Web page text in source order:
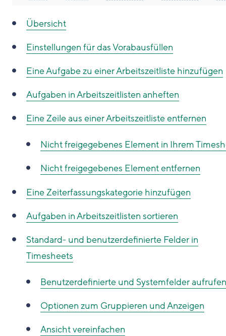
Übersicht
Einstellungen für das Vorabausfüllen
Eine Aufgabe zu einer Arbeitszeitliste hinzufügen
Aufgaben in Arbeitszeitlisten anheften
Eine Zeile aus einer Arbeitszeitliste entfernen
Nicht freigegebenes Element in Ihrem
Nicht freigegebenes Element entfernen
Eine Zeiterfassungskategorie hinzufügen
Aufgaben in Arbeitszeitlisten sortieren
Standard- und benutzerdefinierte Felder in
Timesheets
Benutzerdefinierte und Systemfelder aufrufen
Optionen zum Gruppieren und Anzeigen
Ansicht vereinfachen